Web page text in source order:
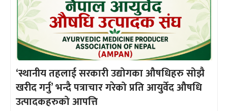
‘स्थानीय तहलाई सरकारी उद्योगका औषधिहरु सोझै
खरीद गर्नु’ भन्दै पत्राचार गरेको प्रति आयुर्वेद औषधि
उत्पादकहरुको आपत्ति